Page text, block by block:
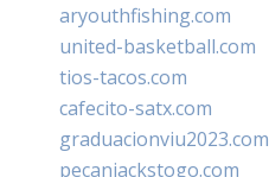
aryouthfishing.com
united-basketball.com
tios-tacos.com
cafecito-satx.com
graduacionviu2023.com
pecanjackstogo.com